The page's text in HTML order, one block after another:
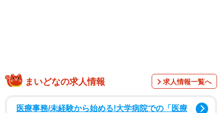
まいどなの求人情報 求人情報一覧へ
医療事務/未経験から始める!大学病院での「医療